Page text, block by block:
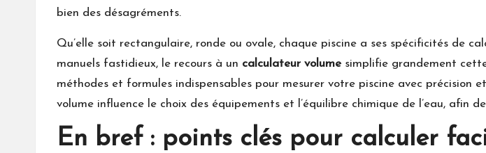
bien des désagréments.
Qu’elle soit rectangulaire, ronde ou ovale, chaque piscine a ses spécificités de
manuels fastidieux, le recours à un calculateur volume simplifie grandement
méthodes et formules indispensables pour mesurer votre piscine avec précision
volume influence le choix des équipements et l’équilibre chimique de l’eau, afin
En bref : points clés pour calculer